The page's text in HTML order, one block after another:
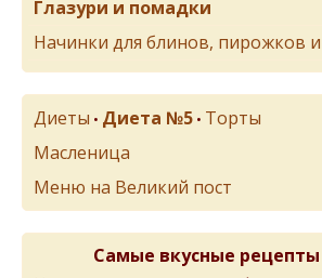
Глазури и помадки
Начинки для блинов, пирожков
Диеты • Диета №5 • Торты
Масленица
Меню на Великий пост
Самые вкусные